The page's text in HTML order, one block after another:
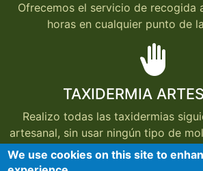
Ofrecemos el servicio de recogida
horas en cualquier punto de
back_hand
TAXIDERMIA
Realizo todas las taxidermias
artesanal, sin usar ningún tipo de
que cada taxidermia conserve el
We use cookies on this site to